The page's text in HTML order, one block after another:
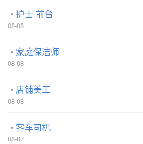
护士 前台
08-08
家庭保洁师
08-08
店铺美工
08-08
客车司机
08-07